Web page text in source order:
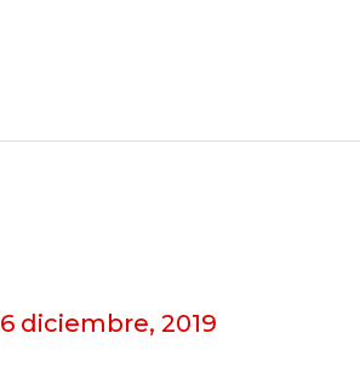
6 diciembre, 2019